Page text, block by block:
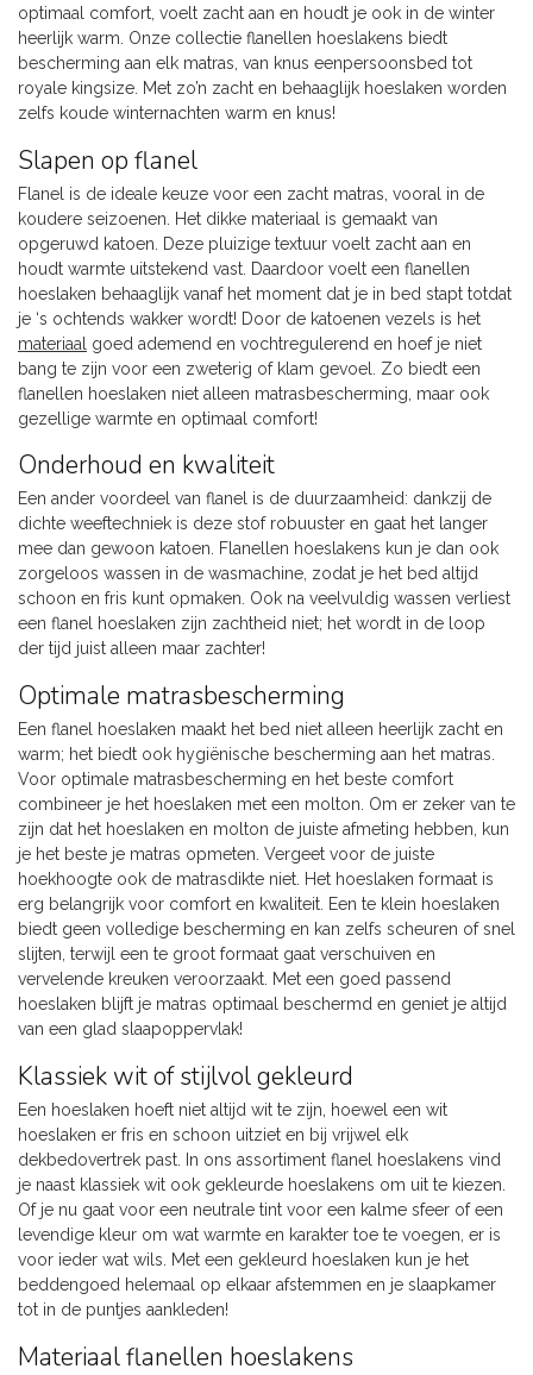
optimaal comfort, voelt zacht aan en houdt je ook in de winter
heerlijk warm. Onze collectie flanellen hoeslakens biedt
bescherming aan elk matras, van knus eenpersoonsbed tot
royale kingsize. Met zo’n zacht en behaaglijk hoeslaken worden
zelfs koude winternachten warm en knus!
Slapen op flanel
Flanel is de ideale keuze voor een zacht matras, vooral in de
koudere seizoenen. Het dikke materiaal is gemaakt van
opgeruwd katoen. Deze pluizige textuur voelt zacht aan en
houdt warmte uitstekend vast. Daardoor voelt een flanellen
hoeslaken behaaglijk vanaf het moment dat je in bed stapt totdat
je ‘s ochtends wakker wordt! Door de katoenen vezels is het
materiaal goed ademend en vochtregulerend en hoef je niet
bang te zijn voor een zweterig of klam gevoel. Zo biedt een
flanellen hoeslaken niet alleen matrasbescherming, maar ook
gezellige warmte en optimaal comfort!
Onderhoud en kwaliteit
Een ander voordeel van flanel is de duurzaamheid: dankzij de
dichte weeftechniek is deze stof robuuster en gaat het langer
mee dan gewoon katoen. Flanellen hoeslakens kun je dan ook
zorgeloos wassen in de wasmachine, zodat je het bed altijd
schoon en fris kunt opmaken. Ook na veelvuldig wassen verliest
een flanel hoeslaken zijn zachtheid niet; het wordt in de loop
der tijd juist alleen maar zachter!
Optimale matrasbescherming
Een flanel hoeslaken maakt het bed niet alleen heerlijk zacht en
warm; het biedt ook hygiënische bescherming aan het matras.
Voor optimale matrasbescherming en het beste comfort
combineer je het hoeslaken met een molton. Om er zeker van te
zijn dat het hoeslaken en molton de juiste afmeting hebben, kun
je het beste je matras opmeten. Vergeet voor de juiste
hoekhoogte ook de matrasdikte niet. Het hoeslaken formaat is
erg belangrijk voor comfort en kwaliteit. Een te klein hoeslaken
biedt geen volledige bescherming en kan zelfs scheuren of snel
slijten, terwijl een te groot formaat gaat verschuiven en
vervelende kreuken veroorzaakt. Met een goed passend
hoeslaken blijft je matras optimaal beschermd en geniet je altijd
van een glad slaapoppervlak!
Klassiek wit of stijlvol gekleurd
Een hoeslaken hoeft niet altijd wit te zijn, hoewel een wit
hoeslaken er fris en schoon uitziet en bij vrijwel elk
dekbedovertrek past. In ons assortiment flanel hoeslakens vind
je naast klassiek wit ook gekleurde hoeslakens om uit te kiezen.
Of je nu gaat voor een neutrale tint voor een kalme sfeer of een
levendige kleur om wat warmte en karakter toe te voegen, er is
voor ieder wat wils. Met een gekleurd hoeslaken kun je het
beddengoed helemaal op elkaar afstemmen en je slaapkamer
tot in de puntjes aankleden!
Materiaal flanellen hoeslakens